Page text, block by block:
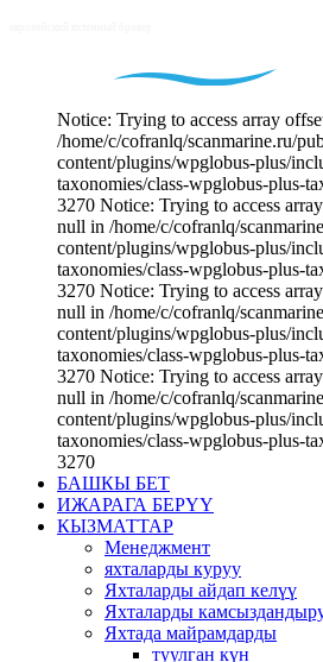
Notice: Trying to access array
/home/c/cofranlq/scanmarine.ru/
content/plugins/wpglobus-plus/
taxonomies/class-wpglobus-plus-
3270 Notice: Trying to access
null in /home/c/cofranlq/
content/plugins/wpglobus-plus/
taxonomies/class-wpglobus-plus-
3270 Notice: Trying to access
null in /home/c/cofranlq/
content/plugins/wpglobus-plus/
taxonomies/class-wpglobus-plus-
3270 Notice: Trying to access
null in /home/c/cofranlq/
content/plugins/wpglobus-plus/
taxonomies/class-wpglobus-plus-
3270
БАШКЫ БЕТ
ИЖАРАГА БЕРҮҮ
КЫЗМАТТАР
Менеджмент
яхталарды куруу
Яхталарды айдап келүү
Яхталарды
Яхтада майрамдарды
туулган күн